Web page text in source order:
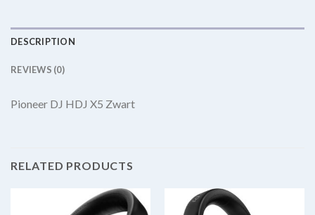
DESCRIPTION
REVIEWS (0)
Pioneer DJ HDJ X5 Zwart
RELATED PRODUCTS